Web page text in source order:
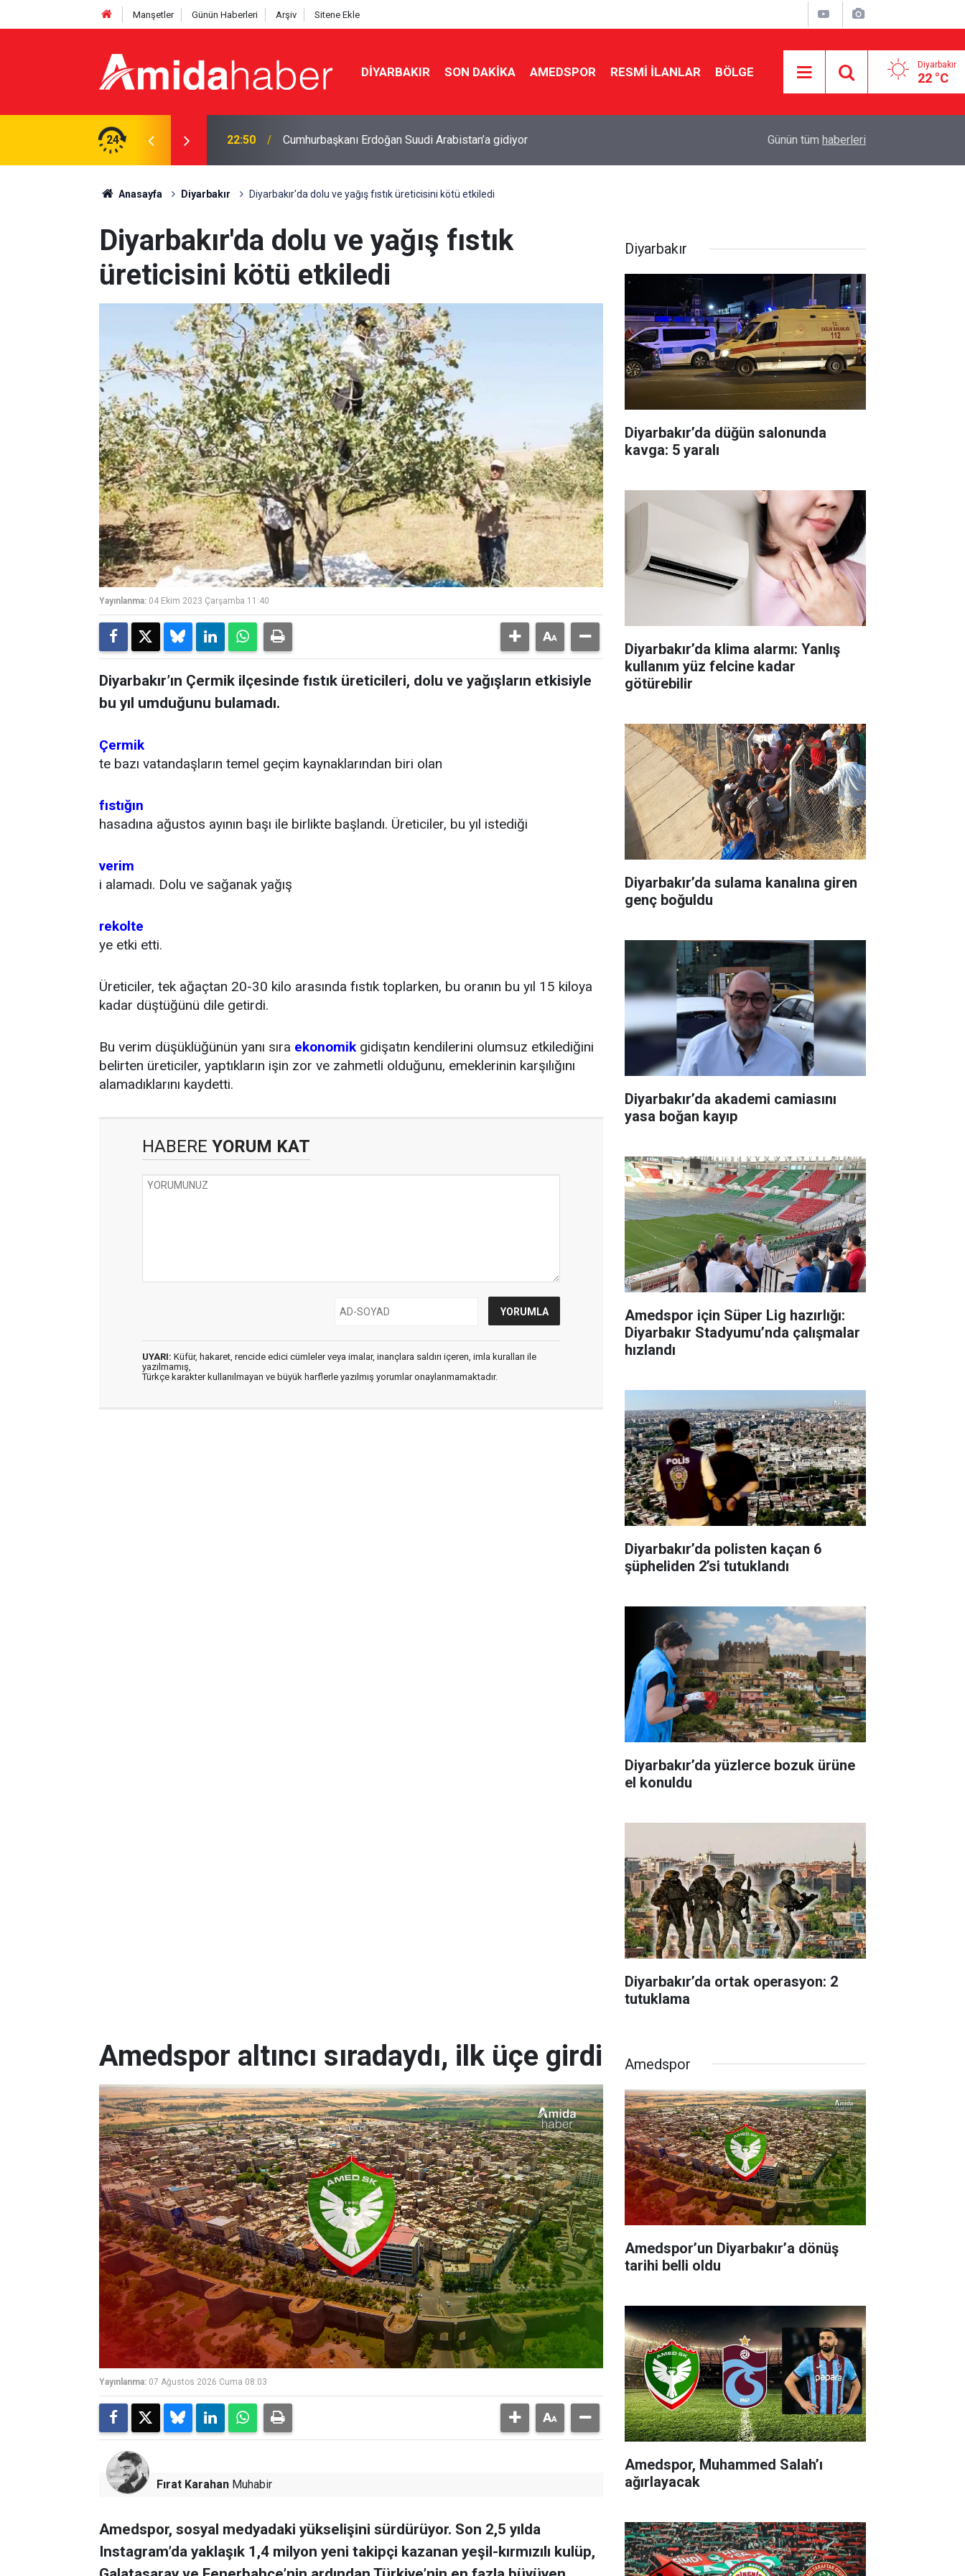
Manşetler Günün Haberleri Arşiv Sitene Ekle
DIYARBAKIR SON DAKIKA AMEDSPOR RESMI İLANLAR BÖLGE Diyarbakır
22 °C
24 21:47 MGK’den çözüm süreci mesajı: Tarihi bir merhale Şam’da yolcu aracına bombalı saldırı: Ölü ve
Günün tüm haberleri
Anasayfa Diyarbakır Diyarbakır'da dolu ve yağış fıstık üreticisini kötü etkiledi
Diyarbakır'da dolu ve yağış fıstık
üreticisini kötü etkiledi
Yayınlanma: 04 Ekim 2023 Çarşamba 11:40
Diyarbakır’ın Çermik ilçesinde fıstık üreticileri, dolu ve yağışların etkisiyle
bu yıl umduğunu bulamadı.
Çermik
te bazı vatandaşların temel geçim kaynaklarından biri olan
fıstığın
hasadına ağustos ayının başı ile birlikte başlandı. Üreticiler, bu yıl istediği
verim
i alamadı. Dolu ve sağanak yağış
rekolte
ye etki etti.
Üreticiler, tek ağaçtan 20-30 kilo arasında fıstık toplarken, bu oranın bu yıl 15 kiloya
kadar düştüğünü dile getirdi.
Bu verim düşüklüğünün yanı sıra ekonomikgidişatın kendilerini olumsuz etkilediğini
belirten üreticiler, yaptıkların işin zor ve zahmetli olduğunu, emeklerinin karşılığını
alamadıklarını kaydetti.
HABERE YORUM KAT
UYARI: Küfür, hakaret, rencide edici cümleler veya imalar, inançlara saldırı içeren, imla kuralları ile
yazılmamış,
Türkçe karakter kullanılmayan ve büyük harflerle yazılmış yorumlar onaylanmamaktadır.
Diyarbakır
Diyarbakır’da düğün salonunda
kavga: 5 yaralı
Diyarbakır’da klima alarmı: Yanlış
kullanım yüz felcine kadar
götürebilir
Diyarbakır’da sulama kanalına giren
genç boğuldu
Diyarbakır’da akademi camiasını
yasa boğan kayıp
Amedspor için Süper Lig hazırlığı:
Diyarbakır Stadyumu’nda çalışmalar
hızlandı
Diyarbakır’da polisten kaçan 6
şüpheliden 2’si tutuklandı
Diyarbakır’da yüzlerce bozuk ürüne
el konuldu
Diyarbakır’da ortak operasyon: 2
tutuklama
Amedspor altıncı sıradaydı, ilk üçe girdi
Yayınlanma: 07 Ağustos 2026 Cuma 08:03
Fırat Karahan Muhabir
Amedspor, sosyal medyadaki yükselişini sürdürüyor. Son 2,5 yılda
Instagram’da yaklaşık 1,4 milyon yeni takipçi kazanan yeşil-kırmızılı kulüp,
Amedspor
Amedspor’un Diyarbakır’a dönüş
tarihi belli oldu
Amedspor, Muhammed Salah’ı
ağırlayacak